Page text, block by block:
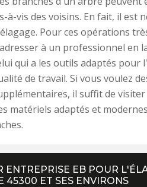
à-vis des voisins. En fait, il est
Pour ces opérations
à un professionnel en
qui a les outils adaptés pour
de travail. Si vous voulez
il suffit de visiter
matériels adaptés et
ENTREPRISE EB POUR
45300 ET SES ENVIRONS